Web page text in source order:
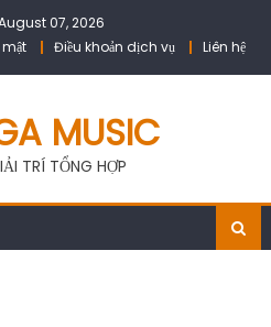
07, 2026
Điều khoản dịch vụ Liên hệ
MUSIC
TRÍ TỔNG HỢP